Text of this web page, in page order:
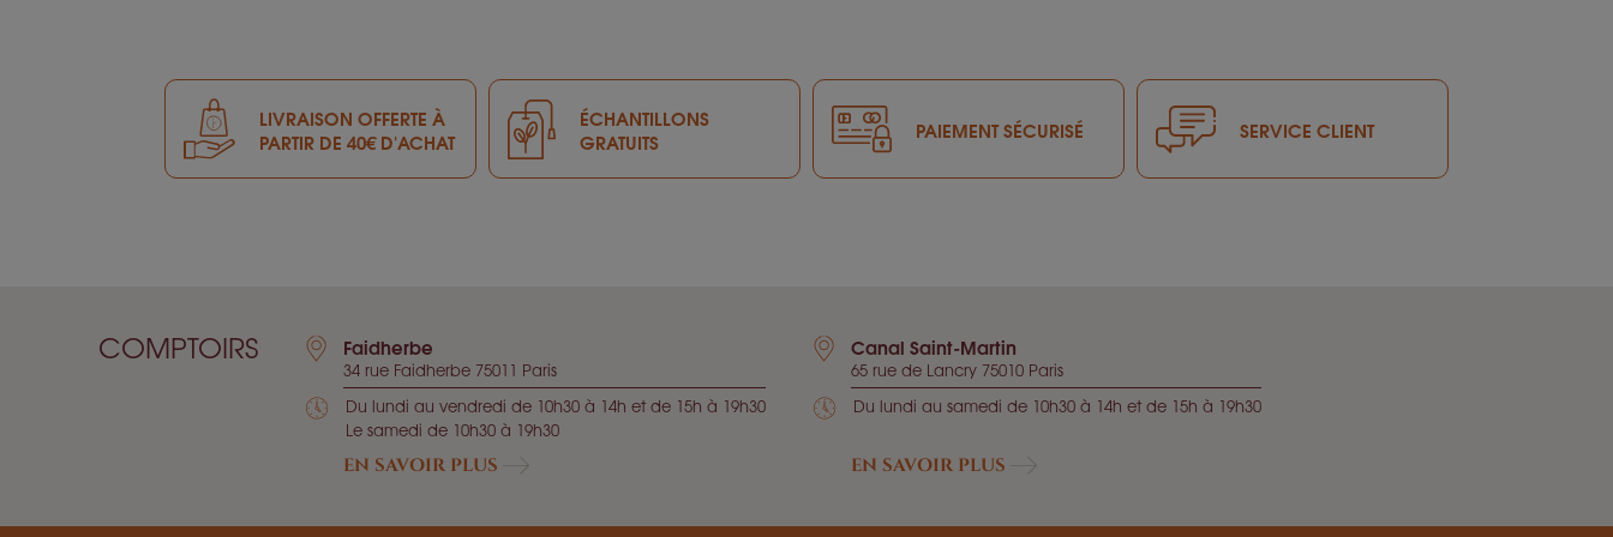
LIVRAISON OFFERTE À
PARTIR DE 40€ D'ACHAT
ÉCHANTILLONS
GRATUITS
PAIEMENT SÉCURISÉ SERVICE CLIENT
COMPTOIRS Faidherbe
34 rue Faidherbe 75011 Paris
Du lundi au vendredi de 10h30 à 14h et de 15h à 19h30
Le samedi de 10h30 à 19h30
EN SAVOIR PLUS
Canal Saint-Martin
65 rue de Lancry 75010 Paris
Du lundi au samedi de 10h30 à 14h et de 15h à 19h30
EN SAVOIR PLUS